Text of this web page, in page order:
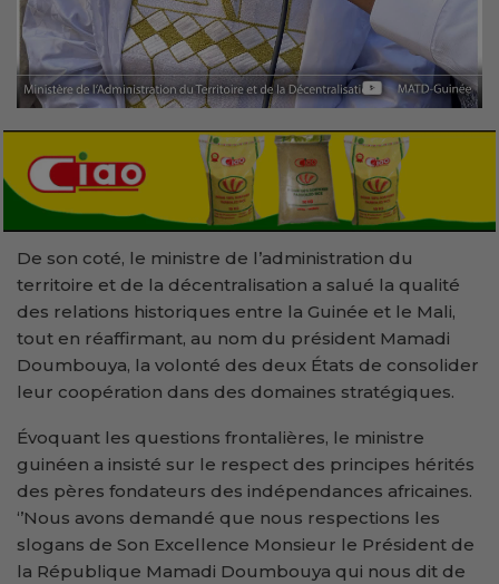
De son coté, le ministre de l’administration du
territoire et de la décentralisation a salué la qualité
des relations historiques entre la Guinée et le Mali,
tout en réaffirmant, au nom du président Mamadi
Doumbouya, la volonté des deux États de consolider
leur coopération dans des domaines stratégiques.
Évoquant les questions frontalières, le ministre
guinéen a insisté sur le respect des principes hérités
des pères fondateurs des indépendances africaines.
‘’Nous avons demandé que nous respections les
slogans de Son Excellence Monsieur le Président de
la République Mamadi Doumbouya qui nous dit de